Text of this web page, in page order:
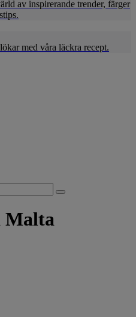
av inspirerande trender, färger
med våra läckra recept.
Malta